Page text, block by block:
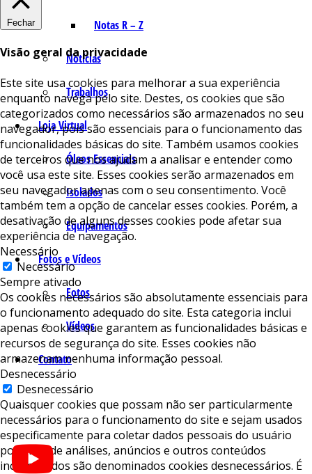
Notas R – Z
Notícias
Trabalhos
Loja Virtual
Óleos Essenciais
Isolados
Equipamentos
Fotos e Vídeos
Fotos
Vídeos
Contato
Fechar
Visão geral da privacidade
Este site usa cookies para melhorar a sua experiência
enquanto navega pelo site. Destes, os cookies que são
categorizados como necessários são armazenados no seu
navegador, pois são essenciais para o funcionamento das
funcionalidades básicas do site. Também usamos cookies
de terceiros que nos ajudam a analisar e entender como
você usa este site. Esses cookies serão armazenados em
seu navegador apenas com o seu consentimento. Você
também tem a opção de cancelar esses cookies. Porém, a
desativação de alguns desses cookies pode afetar sua
experiência de navegação.
Necessário
Necessário
Sempre ativado
Os cookies necessários são absolutamente essenciais para
o funcionamento adequado do site. Esta categoria inclui
apenas cookies que garantem as funcionalidades básicas e
recursos de segurança do site. Esses cookies não
armazenam nenhuma informação pessoal.
Desnecessário
Desnecessário
Quaisquer cookies que possam não ser particularmente
necessários para o funcionamento do site e sejam usados ​​
especificamente para coletar dados pessoais do usuário
por meio de análises, anúncios e outros conteúdos
incorporados são denominados cookies desnecessários. É